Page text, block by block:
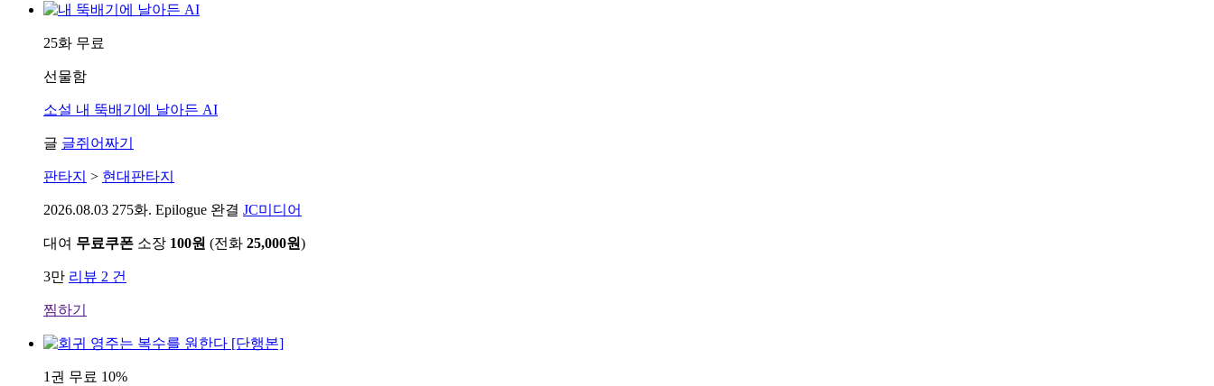
25화 무료
선물함
소설 내 뚝배기에 날아든 AI
글 글쥐어짜기
판타지 > 현대판타지
2026.08.03 275화. Epilogue 완결 JC미디어
대여 무료쿠폰 소장 100원 (전화 25,000원)
3만 리뷰 2 건
찜하기
1권 무료 10%